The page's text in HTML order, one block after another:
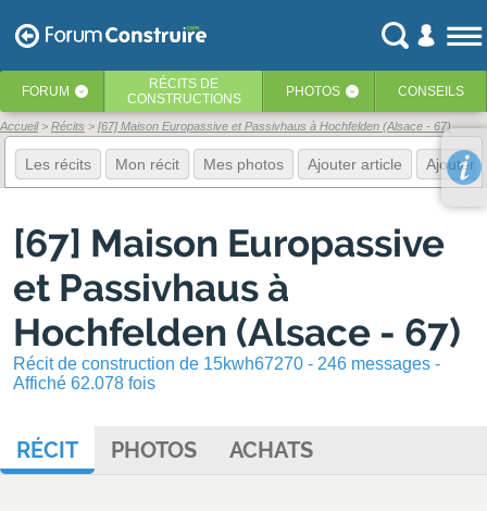
FORUM ‹ RÉCITS DE
CONSTRUCTIONS
PHOTOS ‹ CONSEILS
Accueil Récits [67] Maison Europassive et Passivhaus à Hochfelden (Alsace - 67)
Les récits Mon récit Mes photos Ajouter article Ajouter
[67] Maison Europassive
et Passivhaus à
Hochfelden (Alsace - 67)
Récit de construction de 15kwh67270 - 246 messages -
Affiché 62.078 fois
RÉCIT PHOTOS ACHATS